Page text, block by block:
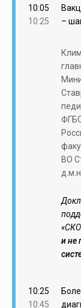
10:05
10:25
–
ВО
и не
10:25
10:45